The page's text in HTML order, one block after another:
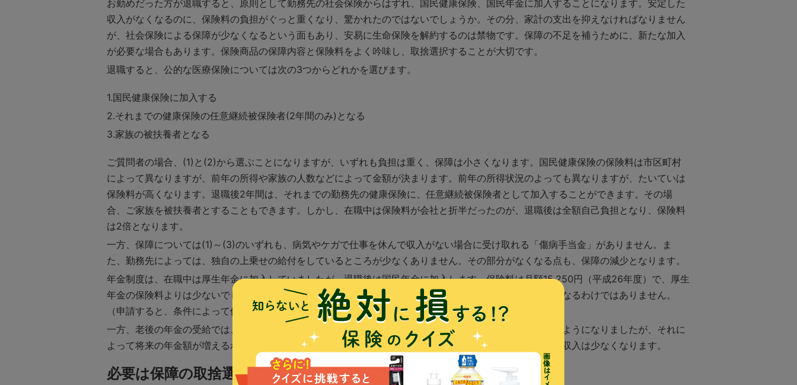
お勤めだった方が退職すると、原則として勤務先の社会保険からはずれ、国民健康保険、国民年金に加入することになります。安定した
収入がなくなるのに、保険料の負担がぐっと重くなり、驚かれたのではないでしょうか。その分、家計の支出を抑えなければなりません
が、社会保険による保障が少なくなるという面もあり、安易に生命保険を解約するのは禁物です。保障の不足を補うために、新たな加入
が必要な場合もあります。保険商品の保障内容と保険料をよく吟味し、取捨選択することが大切です。
退職すると、公的な医療保険については次の3つからどれかを選びます。
国民健康保険に加入する
それまでの健康保険の任意継続被保険者(2年間のみ)となる
家族の被扶養者となる
ご質問者の場合、(1)と(2)から選ぶことになりますが、いずれも負担は重く、保障は小さくなります。国民健康保険の保険料は市区町村
によって異なりますが、前年の所得や家族の人数などによって金額が決まります。前年の所得状況のよっても異なりますが、たいていは
保険料が高くなります。退職後2年間は、それまでの勤務先の健康保険に、任意継続被保険者として加入することができます。その場
合、ご家族を被扶養者とすることもできます。しかし、在職中は保険料が会社と折半だったのが、退職後は全額自己負担となり、保険料
は2倍となります。
一方、保障については(1)～(3)のいずれも、病気やケガで仕事を休んで収入がない場合に受け取れる「傷病手当金」がありません。ま
た、勤務先によっては、独自の上乗せの給付をしているところが少なくありません。その部分がなくなる点も、保障の減少となります。
年金制度は、在職中は厚生年金に加入していましたが、退職後は国民年金に加入します。保険料は月額15,250円（平成26年度）で、厚生
年金の保険料よりは少ないでしょう。しかし、新たに奥様も保険料を払う必要が生じ、必ずしも負担が軽くなるわけではありません。
（申請すると、条件によって保険料が免除される制度はあります。）
一方、老後の年金の受給では、厚生年金による上乗せ部分がなくなります。奥様の国民年金の保険料を払うようになりましたが、それに
よって将来の年金額が増えるわけではありません。途中退職しなかった場合に比べて、夫婦合わせた老後の収入は少なくなります。
必要は保障の取捨選択で、保険の見直しをしましょう。